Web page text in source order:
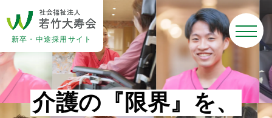
新卒・中途採用サイト
介護の 『限界』 を、